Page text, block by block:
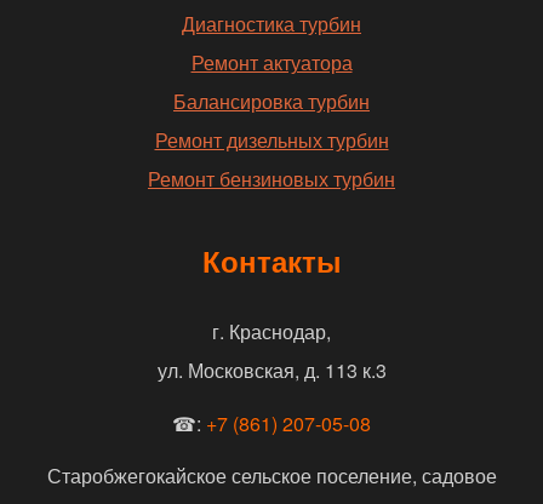
Диагностика турбин
Ремонт актуатора
Балансировка турбин
Ремонт дизельных турбин
Ремонт бензиновых турбин
Контакты
г. Краснодар,
ул. Московская, д. 113 к.3
☎: +7 (861) 207-05-08
Старобжегокайское сельское поселение, садовое